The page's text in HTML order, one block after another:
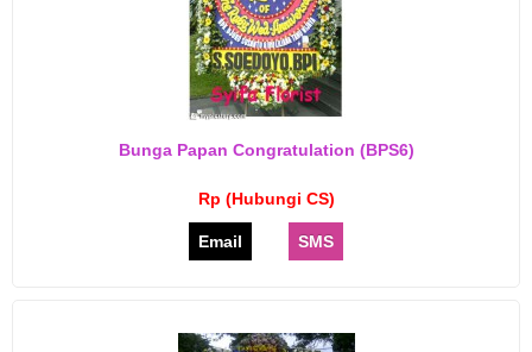
Bunga Papan Congratulation (BPS6)
Rp (Hubungi CS)
Email SMS